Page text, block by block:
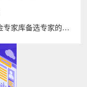
关于征集科技型中小企业技术创新基金专家库备选专家的通知